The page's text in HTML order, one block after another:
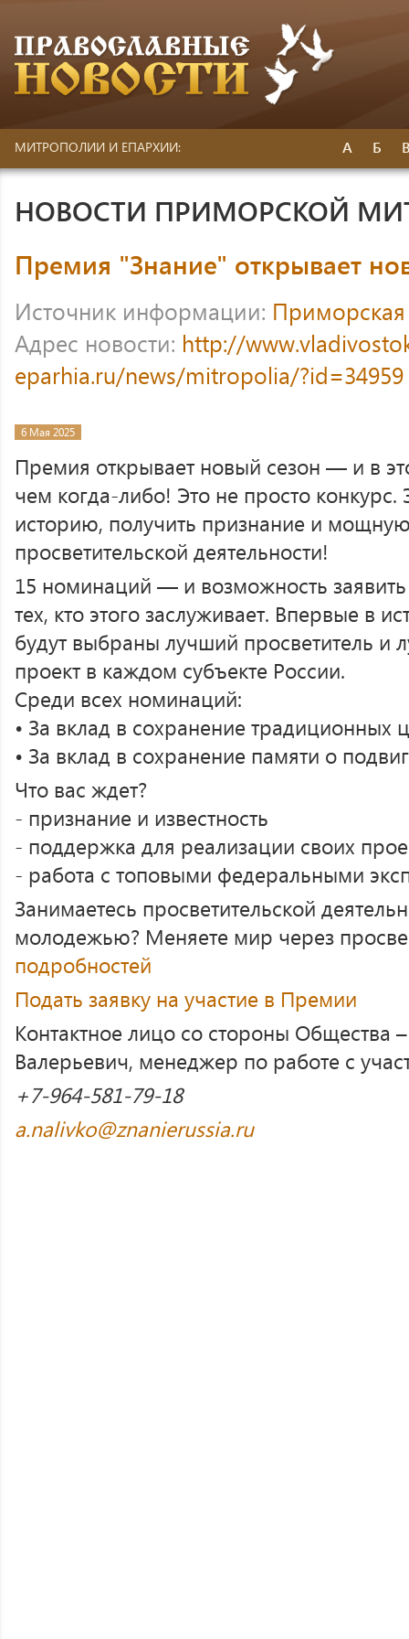
МИТРОПОЛИИ И ЕПАРХИИ: А Б
НОВОСТИ ПРИМОРСКОЙ
Премия "Знание" открывает
Источник информации:
Адрес новости: http://
eparhia.ru/news/mitropolia/?id=34959
6 Мая 2025
Премия открывает новый сезон — и в
чем когда-либо! Это не просто
историю, получить признание и
просветительской деятельности!
15 номинаций — и возможность
тех, кто этого заслуживает. Впервые в
будут выбраны лучший просветитель и
проект в каждом субъекте России.
Среди всех номинаций:
• За вклад в сохранение традиционных
• За вклад в сохранение памяти о
Что вас ждет?
- признание и известность
- поддержка для реализации своих
- работа с топовыми федеральными
Занимаетесь просветительской
молодежью? Меняете мир через
подробностей
Подать заявку на участие в Премии
Контактное лицо со стороны Общества
Валерьевич, менеджер по работе с
+7-964-581-79-18
a.nalivko@znanierussia.ru